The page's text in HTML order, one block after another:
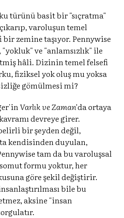
türünü basit bir "sıçratma"
varoluşun temel
zemine taşıyor. Pennywise
ve "anlamsızlık" ile
hâli. Dizinin temel felsefi
fiziksel yok oluş mu yoksa
gömülmesi mi?
Varlık ve Zaman'da ortaya
devreye girer.
bir şeyden değil,
kendisinden duyulan,
tam da bu varoluşsal
formu yoktur, her
göre şekil değiştirir.
bile bu
aksine "insan